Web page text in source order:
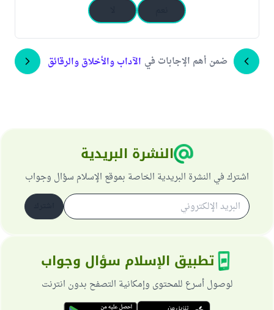
ضمن أهم الإجابات في الآداب والأخلاق والرقائق
النشرة البريدية
اشترك في النشرة البريدية الخاصة بموقع الإسلام سؤال وجواب
تطبيق الإسلام سؤال وجواب
لوصول أسرع للمحتوى وإمكانية التصفح بدون انترنت